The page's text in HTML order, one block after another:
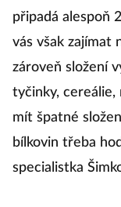
připadá alespoň
vás však zajímat
zároveň složení
tyčinky, cereálie,
mít špatné
bílkovin třeba
specialistka